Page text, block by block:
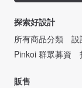
探索好設計
所有商品分類
設
Pinkoi 群眾募資
販售